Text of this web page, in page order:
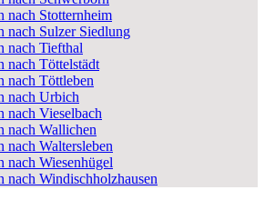
nach Stotternheim
nach Sulzer Siedlung
nach Tiefthal
nach Töttelstädt
nach Töttleben
nach Urbich
nach Vieselbach
nach Wallichen
Waltersleben
Wiesenhügel
Windischholzhausen